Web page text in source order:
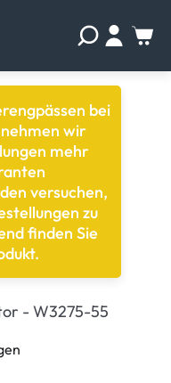
bei
wir
mehr
versuchen,
zu
finden Sie
- W3275-55